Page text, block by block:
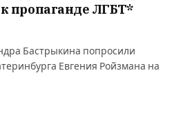
пропаганде ЛГБТ*
Бастрыкина попросили
Евгения Ройзмана на